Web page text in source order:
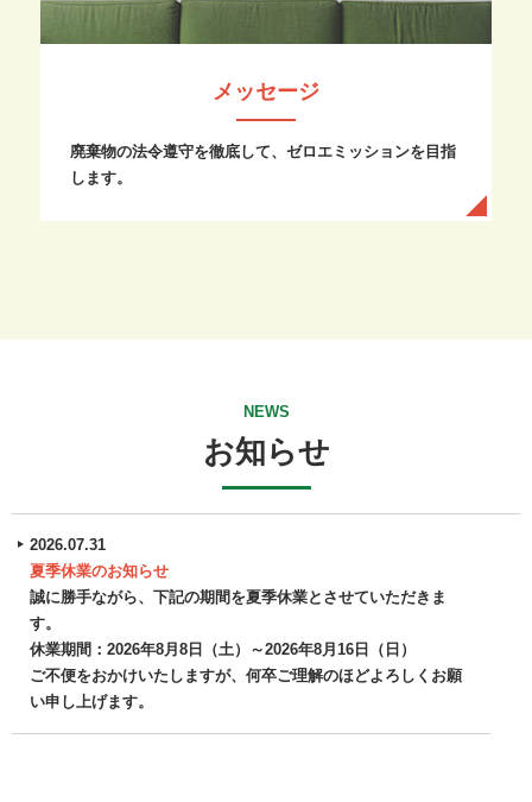
メッセージ
廃棄物の法令遵守を徹底して、ゼロエミッションを目指
します。
NEWS
お知らせ
2026.07.31
夏季休業のお知らせ
誠に勝手ながら、下記の期間を夏季休業とさせていただきま
す。
休業期間：2026年8月8日（土）～2026年8月16日（日）
ご不便をおかけいたしますが、何卒ご理解のほどよろしくお願
い申し上げます。